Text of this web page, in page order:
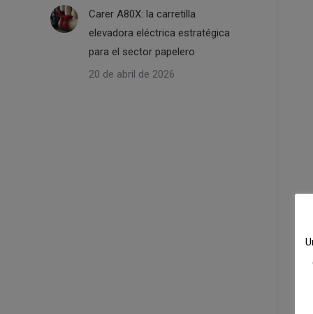
Carer A80X: la carretilla
elevadora eléctrica estratégica
para el sector papelero
20 de abril de 2026